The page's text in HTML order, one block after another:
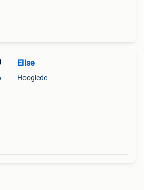
Elise
Hooglede